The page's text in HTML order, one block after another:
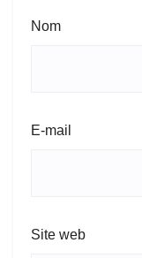
Nom
E-mail
Site web